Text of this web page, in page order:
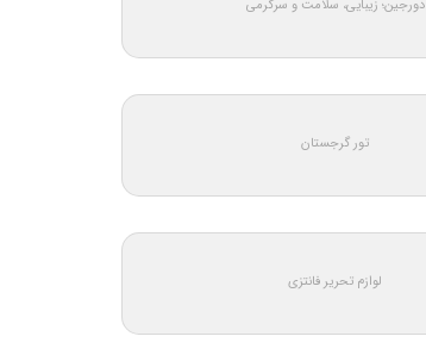
دورجین؛ زیبایی، سلامت و سرگرمی
تور گرجستان
لوازم تحریر فانتزی